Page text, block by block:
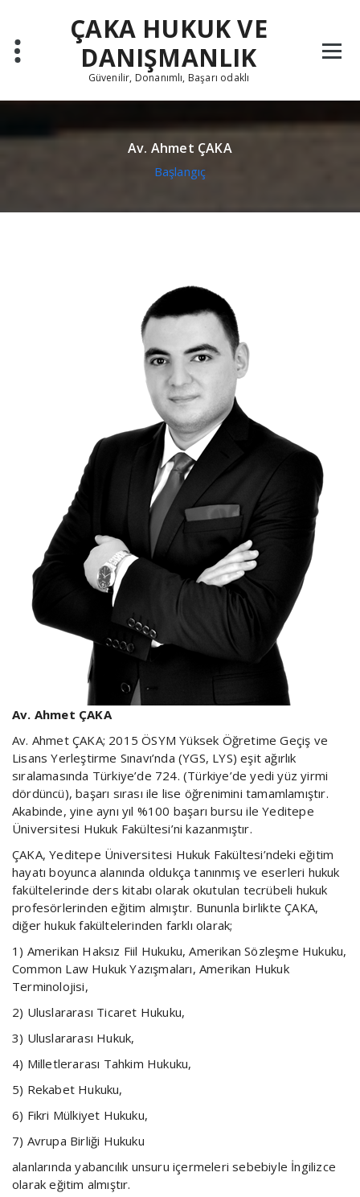
ÇAKA HUKUK VE
DANIŞMANLIK
Güvenilir, Donanımlı, Başarı odaklı
Av. Ahmet ÇAKA
Başlangıç
Av. Ahmet ÇAKA
Av. Ahmet ÇAKA; 2015 ÖSYM Yüksek Öğretime Geçiş ve
Lisans Yerleştirme Sınavı’nda (YGS, LYS) eşit ağırlık
sıralamasında Türkiye’de 724. (Türkiye’de yedi yüz yirmi
dördüncü), başarı sırası ile lise öğrenimini tamamlamıştır.
Akabinde, yine aynı yıl %100 başarı bursu ile Yeditepe
Üniversitesi Hukuk Fakültesi’ni kazanmıştır.
ÇAKA, Yeditepe Üniversitesi Hukuk Fakültesi’ndeki eğitim
hayatı boyunca alanında oldukça tanınmış ve eserleri hukuk
fakültelerinde ders kitabı olarak okutulan tecrübeli hukuk
profesörlerinden eğitim almıştır. Bununla birlikte ÇAKA,
diğer hukuk fakültelerinden farklı olarak;
1) Amerikan Haksız Fiil Hukuku, Amerikan Sözleşme Hukuku,
Common Law Hukuk Yazışmaları, Amerikan Hukuk
Terminolojisi,
2) Uluslararası Ticaret Hukuku,
3) Uluslararası Hukuk,
4) Milletlerarası Tahkim Hukuku,
5) Rekabet Hukuku,
6) Fikri Mülkiyet Hukuku,
7) Avrupa Birliği Hukuku
alanlarında yabancılık unsuru içermeleri sebebiyle İngilizce
olarak eğitim almıştır.